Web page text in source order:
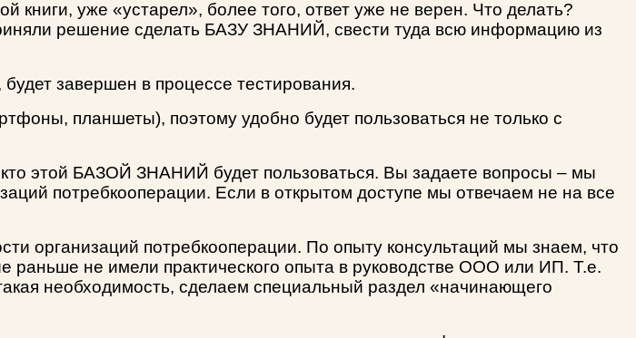
книги, уже «устарел», более того, ответ уже не верен. Что делать?
решение сделать БАЗУ ЗНАНИЙ, свести туда всю информацию из
завершен в процессе тестирования.
планшеты), поэтому удобно будет пользоваться не только с
этой БАЗОЙ ЗНАНИЙ будет пользоваться. Вы задаете вопросы – мы
потребкооперации. Если в открытом доступе мы отвечаем не на все
организаций потребкооперации. По опыту консультаций мы знаем, что
раньше не имели практического опыта в руководстве ООО или ИП. Т.е.
необходимость, сделаем специальный раздел «начинающего